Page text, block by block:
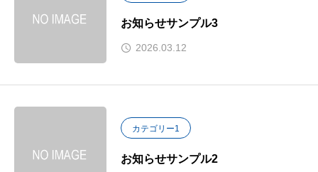
お知らせサンプル3
2026.03.12
カテゴリー1
お知らせサンプル2